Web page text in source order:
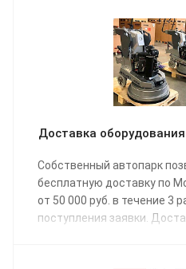
Доставка
Собственный автопарк
бесплатную доставку по
от 50 000 руб. в течение 3
поступления заявки.